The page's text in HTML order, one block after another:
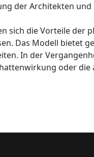
der Architekten
sich die Vorteile
Das Modell bietet
In der
oder